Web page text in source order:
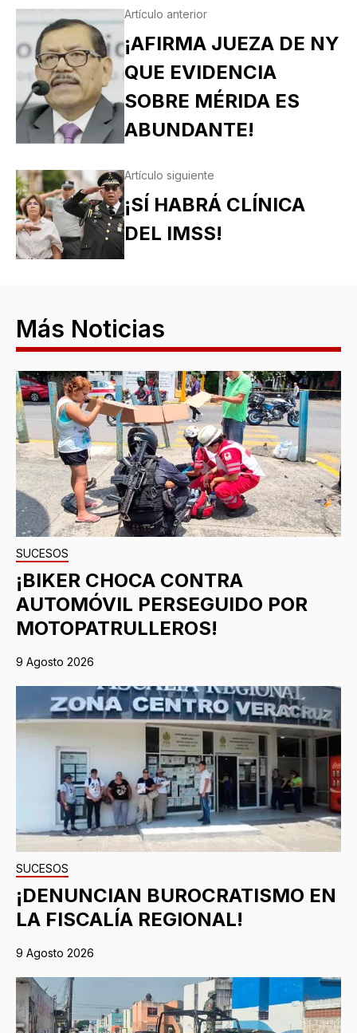
Artículo anterior
¡AFIRMA JUEZA DE NY
QUE EVIDENCIA
SOBRE MÉRIDA ES
ABUNDANTE!
Artículo siguiente
¡SÍ HABRÁ CLÍNICA
DEL IMSS!
Más Noticias
SUCESOS
¡BIKER CHOCA CONTRA
AUTOMÓVIL PERSEGUIDO POR
MOTOPATRULLEROS!
9 Agosto 2026
SUCESOS
¡DENUNCIAN BUROCRATISMO EN
LA FISCALÍA REGIONAL!
9 Agosto 2026